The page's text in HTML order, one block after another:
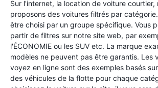
Sur l'internet, la location de voiture courtier,
proposons des voitures filtrés par
être choisi par un groupe spécifique. Vous
partir de filtres sur notre site web, par
l'ÉCONOMIE ou les SUV etc. La marque
modèles ne peuvent pas être garantis. Les
voyez en ligne sont des exemples basés
des véhicules de la flotte pour chaque